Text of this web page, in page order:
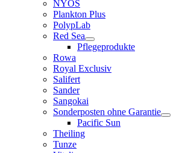
NYOS
Plankton Plus
PolypLab
Red Sea
Pflegeprodukte
Rowa
Royal Exclusiv
Salifert
Sander
Sangokai
Sonderposten ohne Garantie
Pacific Sun
Theiling
Tunze